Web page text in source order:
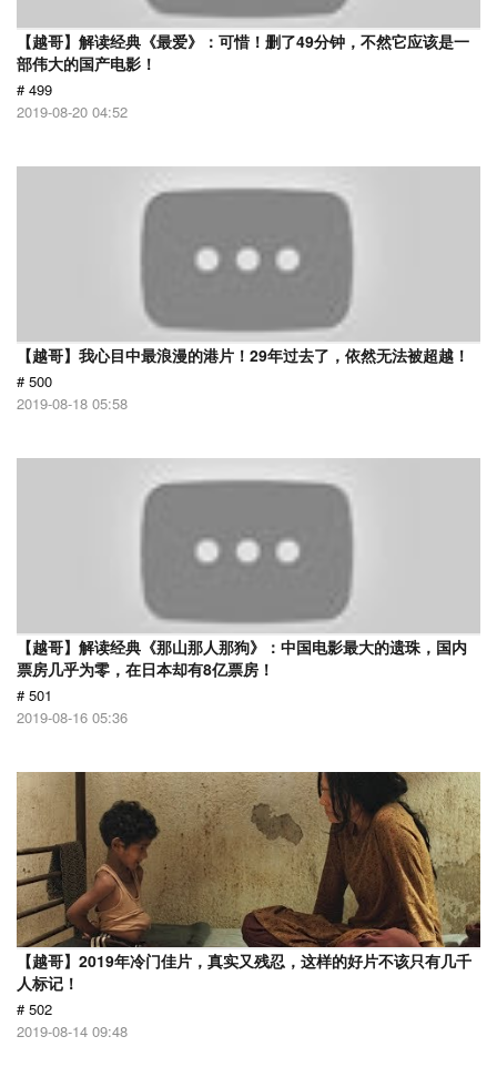
【越哥】解读经典《最爱》：可惜！删了49分钟，不然它应该是一
部伟大的国产电影！
# 499
2019-08-20 04:52
【越哥】我心目中最浪漫的港片！29年过去了，依然无法被超越！
# 500
2019-08-18 05:58
【越哥】解读经典《那山那人那狗》：中国电影最大的遗珠，国内
票房几乎为零，在日本却有8亿票房！
# 501
2019-08-16 05:36
【越哥】2019年冷门佳片，真实又残忍，这样的好片不该只有几千
人标记！
# 502
2019-08-14 09:48